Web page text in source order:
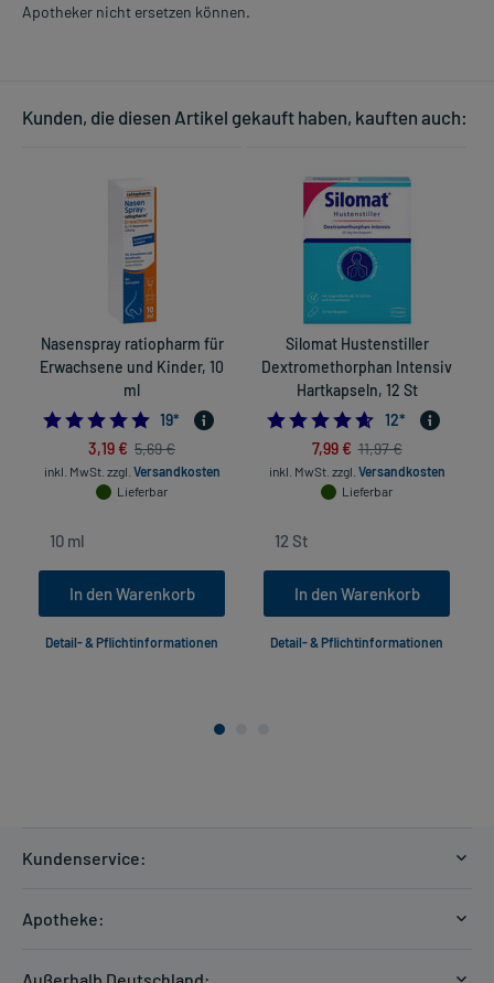
Apotheker nicht ersetzen können.
Kunden, die diesen Artikel gekauft haben, kauften auch:
Nasenspray ratiopharm für
Erwachsene und Kinder, 10
ml
4.947368421052632
19*
3,19 € 5,69 €
inkl. MwSt. zzgl. Versandkosten
Lieferbar
In den Warenkorb
Detail- & Pflichtinformationen
Silomat Hustenstiller
Dextromethorphan Intensiv
Hartkapseln, 12 St
12*
7,99 € 11,97 €
inkl. MwSt. zzgl. Versandkosten
Lieferbar
In den Warenkorb
Detail- & Pflichtinformationen
Kundenservice:
Apotheke: